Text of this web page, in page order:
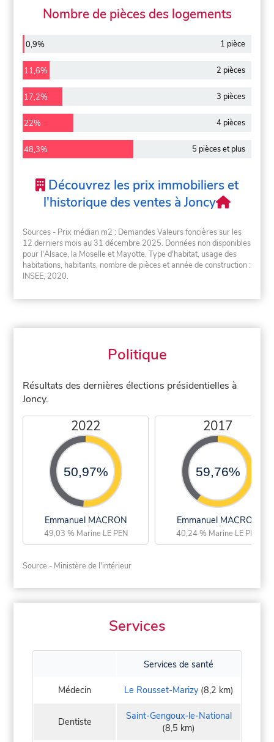
Nombre de pièces des logements
0,9% 1 pièce
11,6% 2 pièces
17,2% 3 pièces
22% 4 pièces
48,3% 5 pièces et plus
Découvrez les prix immobiliers et
l'historique des ventes à Joncy
Sources - Prix médian m2 : Demandes Valeurs foncières sur les
12 derniers mois au 31 décembre 2025. Données non disponibles
pour l'Alsace, la Moselle et Mayotte. Type d'habitat, usage des
habitations, habitants, nombre de pièces et année de construction :
INSEE, 2020.
Politique
Résultats des dernières élections présidentielles à
Joncy.
2022
50,97%
Emmanuel MACRON
49,03 % Marine LE PEN
2017
59,76%
Emmanuel MACRON
40,24 % Marine LE PEN
Source - Ministère de l'intérieur
Services
Services de santé
Médecin Le Rousset-Marizy(8,2 km)
Dentiste
Saint-Gengoux-le-National
(8,5 km)